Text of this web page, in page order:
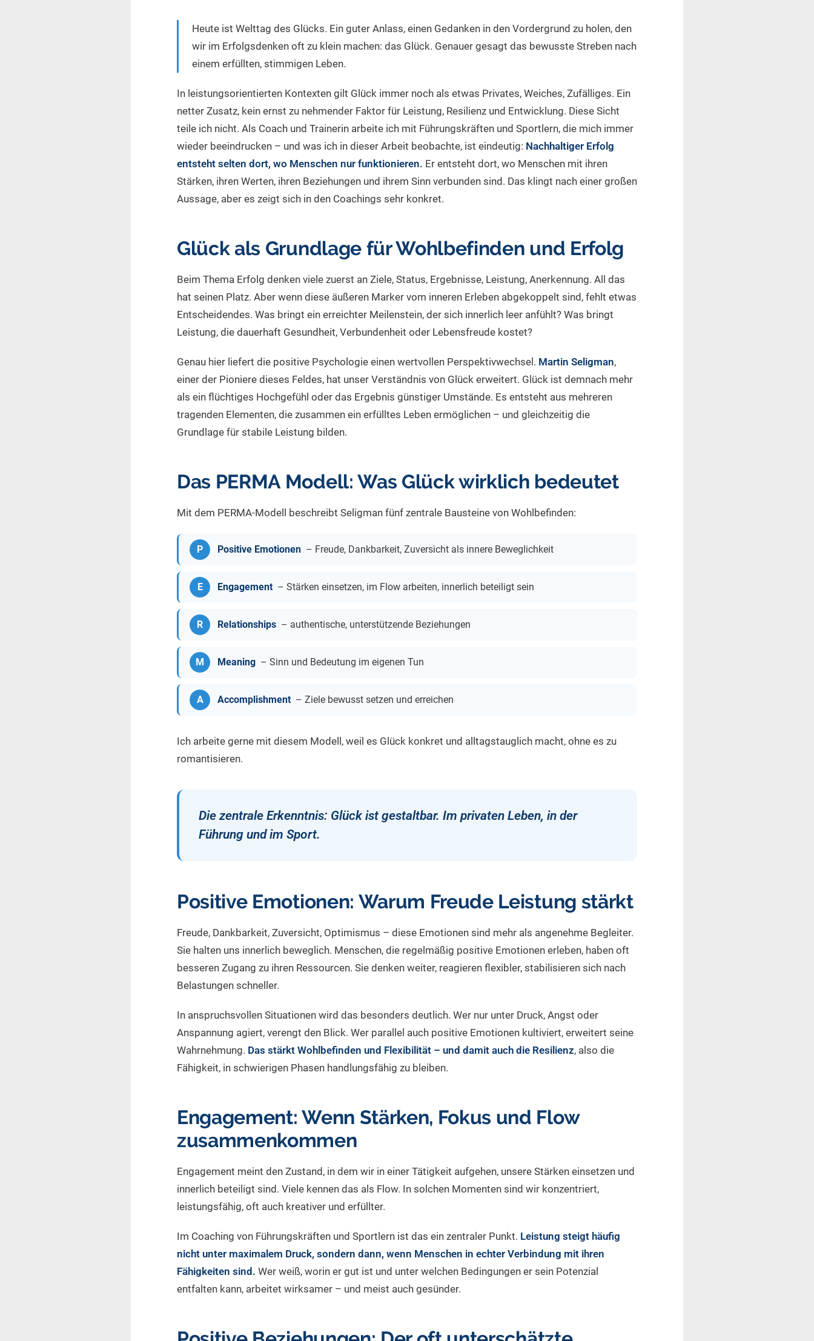
Heute ist Welttag des Glücks. Ein guter Anlass, einen Gedanken in den Vordergrund zu holen, den
wir im Erfolgsdenken oft zu klein machen: das Glück. Genauer gesagt das bewusste Streben nach
einem erfüllten, stimmigen Leben.
In leistungsorientierten Kontexten gilt Glück immer noch als etwas Privates, Weiches, Zufälliges. Ein
netter Zusatz, kein ernst zu nehmender Faktor für Leistung, Resilienz und Entwicklung. Diese Sicht
teile ich nicht. Als Coach und Trainerin arbeite ich mit Führungskräften und Sportlern, die mich immer
wieder beeindrucken – und was ich in dieser Arbeit beobachte, ist eindeutig: Nachhaltiger Erfolg
entsteht selten dort, wo Menschen nur funktionieren. Er entsteht dort, wo Menschen mit ihren
Stärken, ihren Werten, ihren Beziehungen und ihrem Sinn verbunden sind. Das klingt nach einer großen
Aussage, aber es zeigt sich in den Coachings sehr konkret.
Glück als Grundlage für Wohlbefinden und Erfolg
Beim Thema Erfolg denken viele zuerst an Ziele, Status, Ergebnisse, Leistung, Anerkennung. All das
hat seinen Platz. Aber wenn diese äußeren Marker vom inneren Erleben abgekoppelt sind, fehlt etwas
Entscheidendes. Was bringt ein erreichter Meilenstein, der sich innerlich leer anfühlt? Was bringt
Leistung, die dauerhaft Gesundheit, Verbundenheit oder Lebensfreude kostet?
Genau hier liefert die positive Psychologie einen wertvollen Perspektivwechsel. Martin Seligman,
einer der Pioniere dieses Feldes, hat unser Verständnis von Glück erweitert. Glück ist demnach mehr
als ein flüchtiges Hochgefühl oder das Ergebnis günstiger Umstände. Es entsteht aus mehreren
tragenden Elementen, die zusammen ein erfülltes Leben ermöglichen – und gleichzeitig die
Grundlage für stabile Leistung bilden.
Das PERMA Modell: Was Glück wirklich bedeutet
Mit dem PERMA-Modell beschreibt Seligman fünf zentrale Bausteine von Wohlbefinden:
P Positive Emotionen – Freude, Dankbarkeit, Zuversicht als innere Beweglichkeit
E Engagement – Stärken einsetzen, im Flow arbeiten, innerlich beteiligt sein
R Relationships – authentische, unterstützende Beziehungen
M Meaning – Sinn und Bedeutung im eigenen Tun
A Accomplishment – Ziele bewusst setzen und erreichen
Ich arbeite gerne mit diesem Modell, weil es Glück konkret und alltagstauglich macht, ohne es zu
romantisieren.
Die zentrale Erkenntnis: Glück ist gestaltbar. Im privaten Leben, in der
Führung und im Sport.
Positive Emotionen: Warum Freude Leistung stärkt
Freude, Dankbarkeit, Zuversicht, Optimismus – diese Emotionen sind mehr als angenehme Begleiter.
Sie halten uns innerlich beweglich. Menschen, die regelmäßig positive Emotionen erleben, haben oft
besseren Zugang zu ihren Ressourcen. Sie denken weiter, reagieren flexibler, stabilisieren sich nach
Belastungen schneller.
In anspruchsvollen Situationen wird das besonders deutlich. Wer nur unter Druck, Angst oder
Anspannung agiert, verengt den Blick. Wer parallel auch positive Emotionen kultiviert, erweitert seine
Wahrnehmung. Das stärkt Wohlbefinden und Flexibilität – und damit auch die Resilienz, also die
Fähigkeit, in schwierigen Phasen handlungsfähig zu bleiben.
Engagement: Wenn Stärken, Fokus und Flow
zusammenkommen
Engagement meint den Zustand, in dem wir in einer Tätigkeit aufgehen, unsere Stärken einsetzen und
innerlich beteiligt sind. Viele kennen das als Flow. In solchen Momenten sind wir konzentriert,
leistungsfähig, oft auch kreativer und erfüllter.
Im Coaching von Führungskräften und Sportlern ist das ein zentraler Punkt. Leistung steigt häufig
nicht unter maximalem Druck, sondern dann, wenn Menschen in echter Verbindung mit ihren
Fähigkeiten sind. Wer weiß, worin er gut ist und unter welchen Bedingungen er sein Potenzial
entfalten kann, arbeitet wirksamer – und meist auch gesünder.